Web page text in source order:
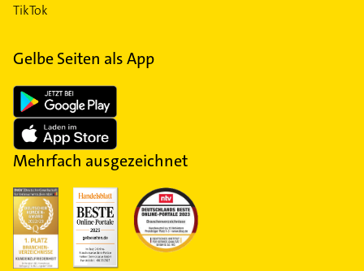
TikTok
Gelbe Seiten als App
Mehrfach ausgezeichnet